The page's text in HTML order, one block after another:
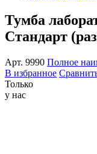
Тумба
Стандарт
Арт. 9990 Полное
В избранное
Только
у нас